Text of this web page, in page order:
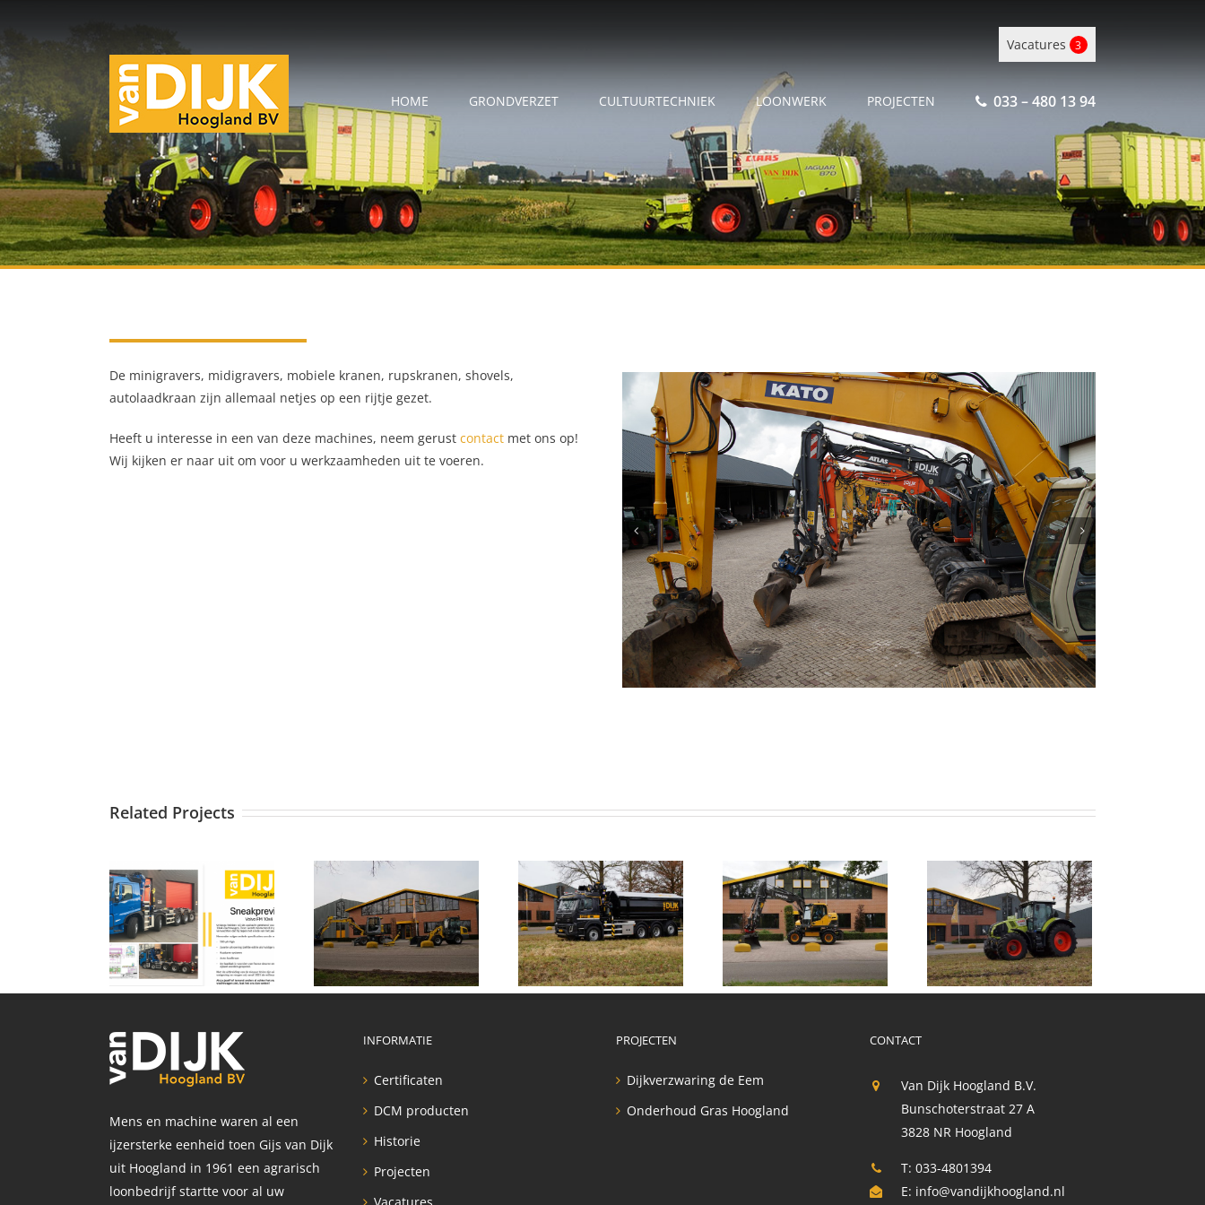
Vacatures 3
HOME GRONDVERZET CULTUURTECHNIEK LOONWERK PROJECTEN 033 – 480 13 94
De minigravers, midigravers, mobiele kranen, rupskranen, shovels,
autolaadkraan zijn allemaal netjes op een rijtje gezet.
Heeft u interesse in een van deze machines, neem gerust contact met ons op!
Wij kijken er naar uit om voor u werkzaamheden uit te voeren.
Related Projects
Uitbreiding
machinepark
Autolaadkraan
Volvo FMX 8×4
Volvo EM140-
Mobiele Kraan
Claas Axion 830 C
matic
Mens en machine waren al een
ijzersterke eenheid toen Gijs van Dijk
uit Hoogland in 1961 een agrarisch
loonbedrijf startte voor al uw
INFORMATIE
Certificaten
DCM producten
Historie
Projecten
PROJECTEN
Dijkverzwaring de Eem
Onderhoud Gras Hoogland
CONTACT
Van Dijk Hoogland B.V.
Bunschoterstraat 27 A
3828 NR Hoogland
T: 033-4801394
E: info@vandijkhoogland.nl